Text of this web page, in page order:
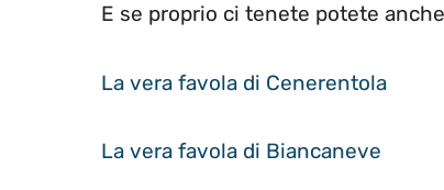
E se proprio ci tenete potete
La vera favola di Cenerentola
La vera favola di Biancaneve